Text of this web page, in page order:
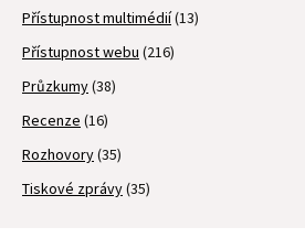
Přístupnost multimédií(13)
Přístupnost webu (216)
Průzkumy(38)
Recenze (16)
Rozhovory(35)
Tiskové zprávy(35)